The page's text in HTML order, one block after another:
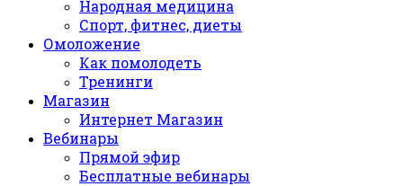
Народная медицина
Спорт, фитнес, диеты
Омоложение
Как помолодеть
Тренинги
Магазин
Интернет Магазин
Вебинары
Прямой эфир
Бесплатные вебинары